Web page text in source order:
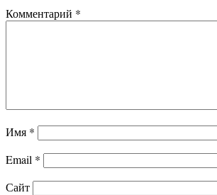
Комментарий *
Имя *
Email *
Сайт